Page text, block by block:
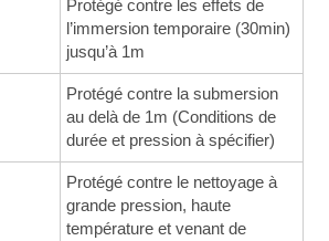
Protégé contre les effets de
l’immersion temporaire (30min)
jusqu’à 1m
Protégé contre la submersion
au delà de 1m (Conditions de
durée et pression à spécifier)
Protégé contre le nettoyage à
grande pression, haute
température et venant de